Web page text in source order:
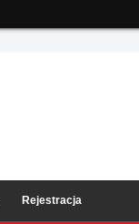
Rejestracja